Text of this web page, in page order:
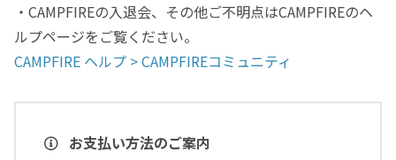
・CAMPFIREの入退会、その他ご不明点はCAMPFIREのヘ
ルプページをご覧ください。
CAMPFIRE ヘルプ > CAMPFIREコミュニティ
お支払い方法のご案内